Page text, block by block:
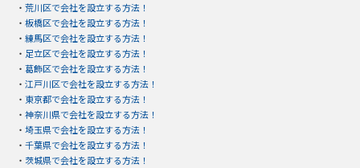
・ 荒川区で会社を設立する方法！
・ 板橋区で会社を設立する方法！
・ 練馬区で会社を設立する方法！
・ 足立区で会社を設立する方法！
・ 葛飾区で会社を設立する方法！
・ 江戸川区で会社を設立する方法！
・ 東京都で会社を設立する方法！
・ 神奈川県で会社を設立する方法！
・ 埼玉県で会社を設立する方法！
・ 千葉県で会社を設立する方法！
・ 茨城県で会社を設立する方法！